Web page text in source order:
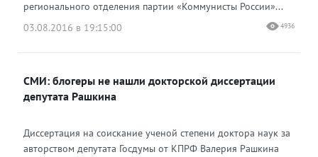
регионального отделения партии «Коммунисты России»...
03.08.2016 в 19:15:00
4936
СМИ: блогеры не нашли докторской диссертации
депутата Рашкина
Диссертация на соискание ученой степени доктора наук за
авторством депутата Госдумы от КПРФ Валерия Рашкина